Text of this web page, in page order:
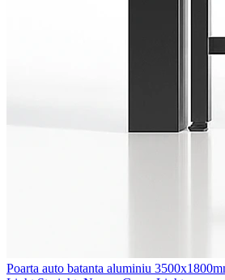
Poarta auto batanta aluminiu